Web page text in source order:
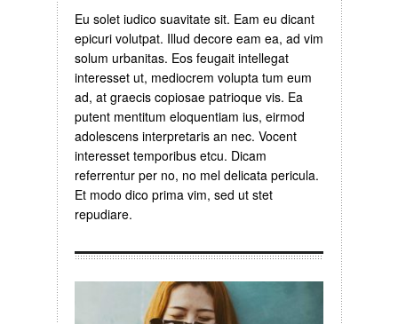
Eu solet iudico suavitate sit. Eam eu dicant
epicuri volutpat. Illud decore eam ea, ad vim
solum urbanitas. Eos feugait intellegat
interesset ut, mediocrem volupta tum eum
ad, at graecis copiosae patrioque vis. Ea
putent mentitum eloquentiam ius, eirmod
adolescens interpretaris an nec. Vocent
interesset temporibus etcu. Dicam
referrentur per no, no mel delicata pericula.
Et modo dico prima vim, sed ut stet
repudiare.